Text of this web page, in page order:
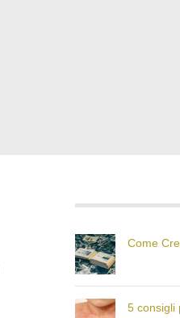
Come
5 consigli